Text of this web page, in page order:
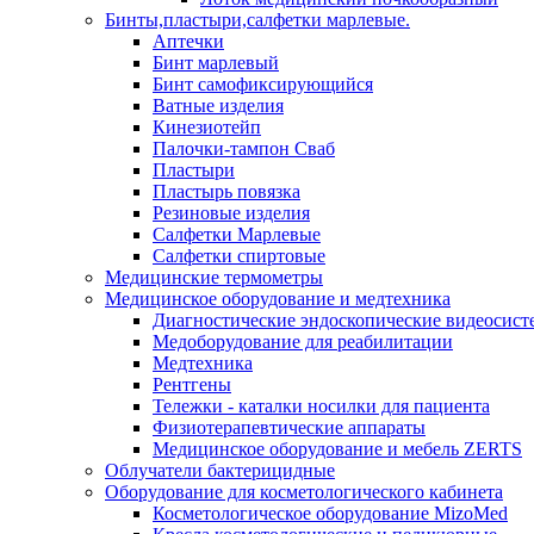
Бинты,пластыри,салфетки марлевые.
Аптечки
Бинт марлевый
Бинт самофиксирующийся
Ватные изделия
Кинезиотейп
Палочки-тампон Сваб
Пластыри
Пластырь повязка
Резиновые изделия
Салфетки Марлевые
Салфетки спиртовые
Медицинские термометры
Медицинское оборудование и медтехника
Диагностические эндоскопические
Медоборудование для реабилитации
Медтехника
Рентгены
Тележки - каталки носилки для пациента
Физиотерапевтические аппараты
Медицинское оборудование и мебель ZERTS
Облучатели бактерицидные
Оборудование для косметологического кабинета
Косметологическое оборудование MizoMed